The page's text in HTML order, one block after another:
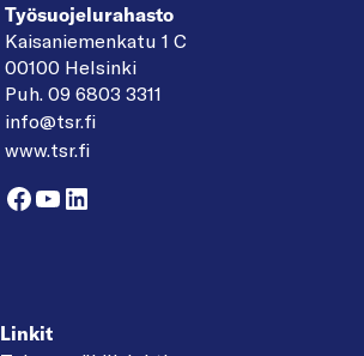
Työsuojelurahasto
Kaisaniemenkatu 1 C
00100 Helsinki
Puh. 09 6803 3311
info@tsr.fi
www.tsr.fi
Facebook
YouTube
LinkedIn
Linkit